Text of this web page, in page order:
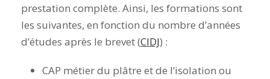
prestation complète. Ainsi, les formations sont
les suivantes, en fonction du nombre d’années
d’études après le brevet (CIDJ) :
CAP métier du plâtre et de l’isolation ou